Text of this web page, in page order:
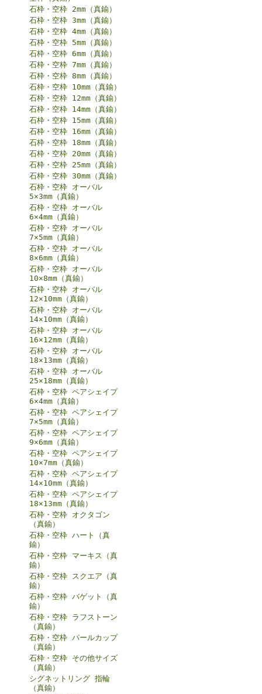
石枠・空枠 2mm（真鍮）
石枠・空枠 3mm（真鍮）
石枠・空枠 4mm（真鍮）
石枠・空枠 5mm（真鍮）
石枠・空枠 6mm（真鍮）
石枠・空枠 7mm（真鍮）
石枠・空枠 8mm（真鍮）
石枠・空枠 10mm（真鍮）
石枠・空枠 12mm（真鍮）
石枠・空枠 14mm（真鍮）
石枠・空枠 15mm（真鍮）
石枠・空枠 16mm（真鍮）
石枠・空枠 18mm（真鍮）
石枠・空枠 20mm（真鍮）
石枠・空枠 25mm（真鍮）
石枠・空枠 30mm（真鍮）
石枠・空枠 オーバル
5×3mm（真鍮）
石枠・空枠 オーバル
6×4mm（真鍮）
石枠・空枠 オーバル
7×5mm（真鍮）
石枠・空枠 オーバル
8×6mm（真鍮）
石枠・空枠 オーバル
10×8mm（真鍮）
石枠・空枠 オーバル
12×10mm（真鍮）
石枠・空枠 オーバル
14×10mm（真鍮）
石枠・空枠 オーバル
16×12mm（真鍮）
石枠・空枠 オーバル
18×13mm（真鍮）
石枠・空枠 オーバル
25×18mm（真鍮）
石枠・空枠 ペアシェイプ
6×4mm（真鍮）
石枠・空枠 ペアシェイプ
7×5mm（真鍮）
石枠・空枠 ペアシェイプ
9×6mm（真鍮）
石枠・空枠 ペアシェイプ
10×7mm（真鍮）
石枠・空枠 ペアシェイプ
14×10mm（真鍮）
石枠・空枠 ペアシェイプ
18×13mm（真鍮）
石枠・空枠 オクタゴン
（真鍮）
石枠・空枠 ハート（真
鍮）
石枠・空枠 マーキス（真
鍮）
石枠・空枠 スクエア（真
鍮）
石枠・空枠 バゲット（真
鍮）
石枠・空枠 ラフストーン
（真鍮）
石枠・空枠 パールカップ
（真鍮）
石枠・空枠 その他サイズ
（真鍮）
シグネットリング 指輪
（真鍮）